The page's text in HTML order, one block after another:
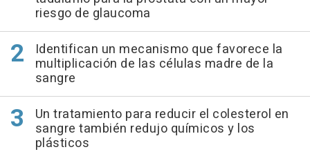
riesgo de glaucoma
Identifican un mecanismo que favorece la
multiplicación de las células madre de la
sangre
Un tratamiento para reducir el colesterol en
sangre también redujo químicos y los
plásticos